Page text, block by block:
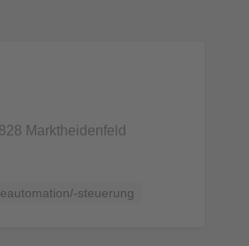
Marktheidenfeld
steuerung